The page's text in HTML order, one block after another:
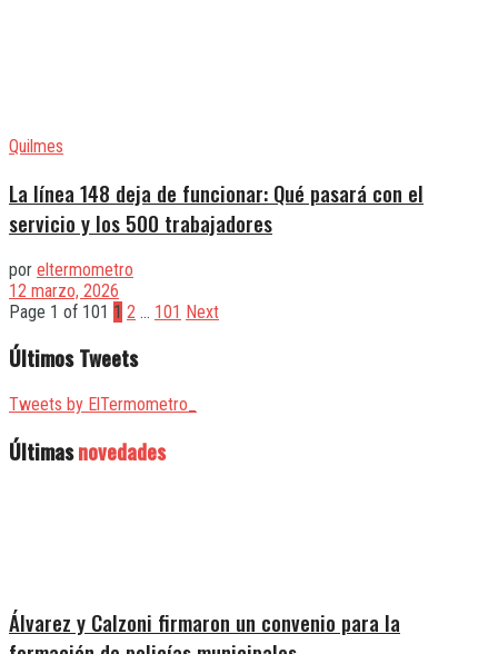
Quilmes
La línea 148 deja de funcionar: Qué pasará con el
servicio y los 500 trabajadores
por eltermometro
12 marzo, 2026
Page 1 of 101 1 2 … 101 Next
Últimos Tweets
Tweets by ElTermometro_
Últimasnovedades
Álvarez y Calzoni firmaron un convenio para la